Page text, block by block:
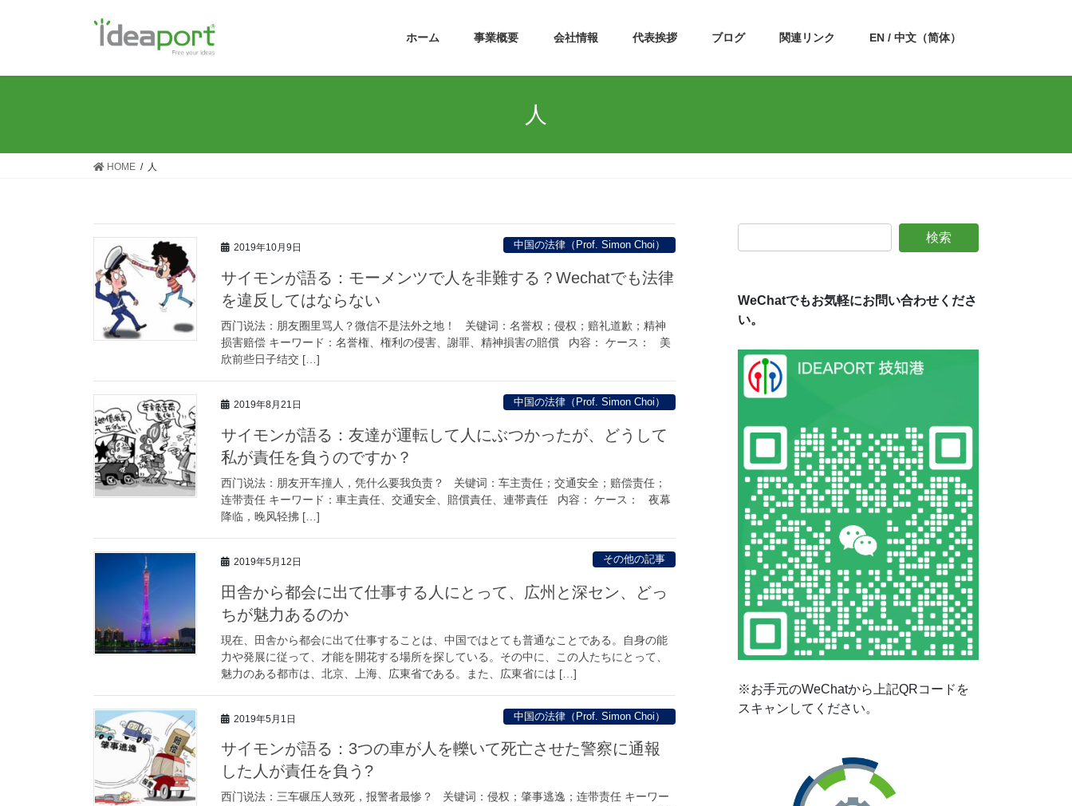
ホーム 事業概要 会社情報 代表挨拶 ブログ 関連リンク EN / 中文（简体）
人
HOME 人
2019年10月9日 中国の法律（Prof. Simon Choi）
サイモンが語る：モーメンツで人を非難する？Wechatでも法律
を違反してはならない
西门说法：朋友圈里骂人？微信不是法外之地！ 关键词：名誉权；侵权；赔礼道歉；精神
损害赔偿 キーワード：名誉権、権利の侵害、謝罪、精神損害の賠償 内容： ケース： 美
欣前些日子结交 […]
2019年8月21日 中国の法律（Prof. Simon Choi）
サイモンが語る：友達が運転して人にぶつかったが、どうして
私が責任を負うのですか？
西门说法：朋友开车撞人，凭什么要我负责？ 关键词：车主责任；交通安全；赔偿责任；
连带责任 キーワード：車主責任、交通安全、賠償責任、連帯責任 内容： ケース： 夜幕
降临，晚风轻拂 […]
2019年5月12日 その他の記事
田舎から都会に出て仕事する人にとって、広州と深セン、どっ
ちが魅力あるのか
現在、田舎から都会に出て仕事することは、中国ではとても普通なことである。自身の能
力や発展に従って、才能を開花する場所を探している。その中に、この人たちにとって、
魅力のある都市は、北京、上海、広東省である。また、広東省には […]
2019年5月1日 中国の法律（Prof. Simon Choi）
サイモンが語る：3つの車が人を轢いて死亡させた警察に通報
した人が責任を負う?
西门说法：三车碾压人致死，报警者最惨？ 关键词：侵权；肇事逃逸；连带责任 キーワー
WeChatでもお気軽にお問い合わせくださ
い。
※お手元のWeChatから上記QRコードを
スキャンしてください。